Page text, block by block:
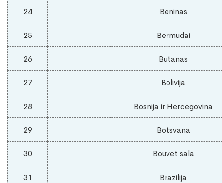
24 Beninas
25 Bermudai
26 Butanas
27 Bolivija
28 Bosnija ir Hercegovina
29 Botsvana
30 Bouvet sala
31 Brazilija